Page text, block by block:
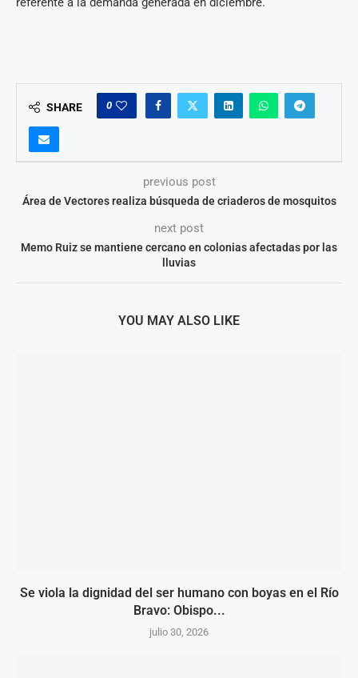
SHARE 0
previous post
Área de Vectores realiza búsqueda de criaderos de mosquitos
next post
Memo Ruiz se mantiene cercano en colonias afectadas por las
lluvias
YOU MAY ALSO LIKE
Se viola la dignidad del ser humano con boyas en el Río
Bravo: Obispo...
julio 30, 2026